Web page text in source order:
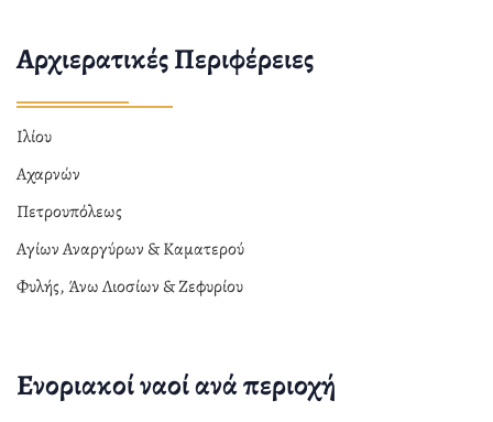
Αρχιερατικές Περιφέρειες
Ιλίου
Αχαρνών
Πετρουπόλεως
Αγίων Αναργύρων & Καματερού
Φυλής, Άνω Λιοσίων & Ζεφυρίου
Ενοριακοί ναοί ανά περιοχή